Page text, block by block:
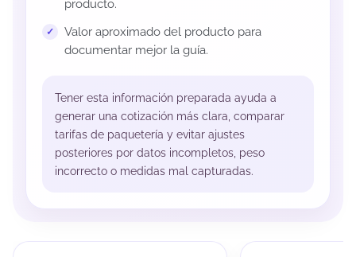
producto.
Valor aproximado del producto para
documentar mejor la guía.
Tener esta información preparada ayuda a
generar una cotización más clara, comparar
tarifas de paquetería y evitar ajustes
posteriores por datos incompletos, peso
incorrecto o medidas mal capturadas.